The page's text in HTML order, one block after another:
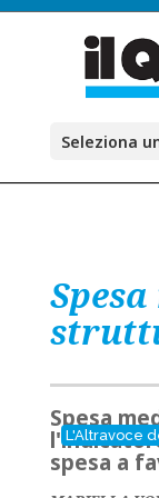
Seleziona
L'Altravoce
Spesa
spesa a